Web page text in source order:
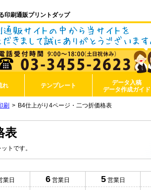
印刷通販プリントダップ
れ テンプレート
データ入稿
データ作成ガイド
刷 B4仕上がり4ページ・二つ折価格表
表
トです。
業日 6 営業日 5 営業日